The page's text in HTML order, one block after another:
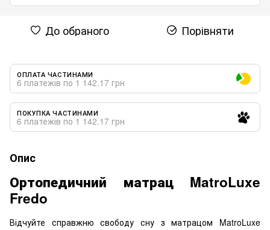
До обраного Порівняти
ОПЛАТА ЧАСТИНАМИ
6 платежів по 1 142.17 грн
ПОКУПКА ЧАСТИНАМИ
6 платежів по 1 142.17 грн
Опис
Ортопедичний матрац MatroLuxe
Fredo
Відчуйте справжню свободу сну з матрацом MatroLuxe